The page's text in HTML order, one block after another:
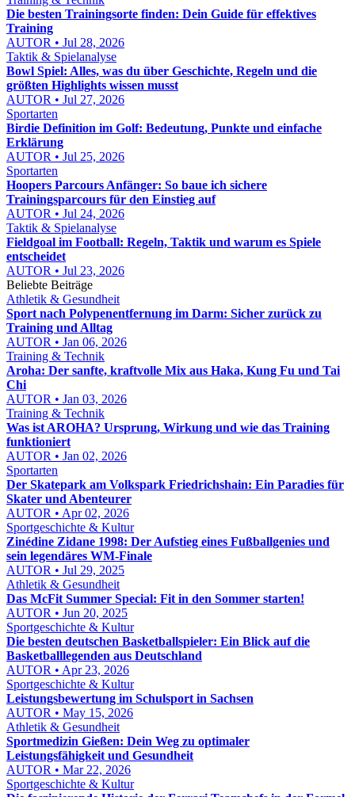
Die besten Trainingsorte finden: Dein Guide für effektives
Training
AUTOR • Jul 28, 2026
Taktik & Spielanalyse
Bowl Spiel: Alles, was du über Geschichte, Regeln und die
größten Highlights wissen musst
AUTOR • Jul 27, 2026
Sportarten
Birdie Definition im Golf: Bedeutung, Punkte und einfache
Erklärung
AUTOR • Jul 25, 2026
Sportarten
Hoopers Parcours Anfänger: So baue ich sichere
Trainingsparcours für den Einstieg auf
AUTOR • Jul 24, 2026
Taktik & Spielanalyse
Fieldgoal im Football: Regeln, Taktik und warum es Spiele
entscheidet
AUTOR • Jul 23, 2026
Beliebte Beiträge
Athletik & Gesundheit
Sport nach Polypenentfernung im Darm: Sicher zurück zu
Training und Alltag
AUTOR • Jan 06, 2026
Training & Technik
Aroha: Der sanfte, kraftvolle Mix aus Haka, Kung Fu und Tai
Chi
AUTOR • Jan 03, 2026
Training & Technik
Was ist AROHA? Ursprung, Wirkung und wie das Training
funktioniert
AUTOR • Jan 02, 2026
Sportarten
Der Skatepark am Volkspark Friedrichshain: Ein Paradies für
Skater und Abenteurer
AUTOR • Apr 02, 2026
Sportgeschichte & Kultur
Zinédine Zidane 1998: Der Aufstieg eines Fußballgenies und
sein legendäres WM-Finale
AUTOR • Jul 29, 2025
Athletik & Gesundheit
Das McFit Summer Special: Fit in den Sommer starten!
AUTOR • Jun 20, 2025
Sportgeschichte & Kultur
Die besten deutschen Basketballspieler: Ein Blick auf die
Basketballlegenden aus Deutschland
AUTOR • Apr 23, 2026
Sportgeschichte & Kultur
Leistungsbewertung im Schulsport in Sachsen
AUTOR • May 15, 2026
Athletik & Gesundheit
Sportmedizin Gießen: Dein Weg zu optimaler
Leistungsfähigkeit und Gesundheit
AUTOR • Mar 22, 2026
Sportgeschichte & Kultur